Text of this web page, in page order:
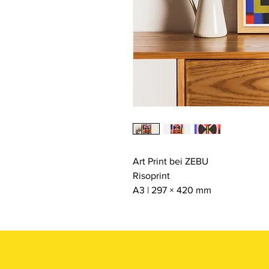
Art Print bei ZEBU
Risoprint
A3 | 297 × 420 mm